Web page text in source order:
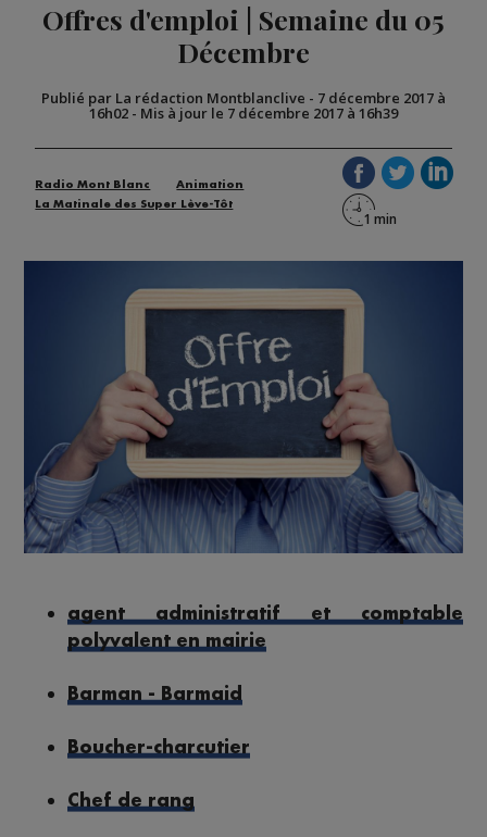
Offres d'emploi | Semaine du 05
Décembre
Publié par La rédaction Montblanclive - 7 décembre 2017 à
16h02 - Mis à jour le 7 décembre 2017 à 16h39
Radio Mont Blanc
Animation
La Matinale des Super Lève-Tôt
agent administratif et comptable
polyvalent en mairie
Barman - Barmaid
Boucher-charcutier
Chef de rang